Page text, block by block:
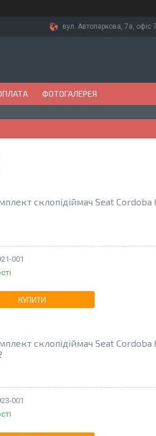
вул. Автопаркова, 7а, офіс
ФОТОГАЛЕРЕЯ
склопідіймач Seat Cordoba
001
КУПИТИ
склопідіймач Seat Cordoba
001